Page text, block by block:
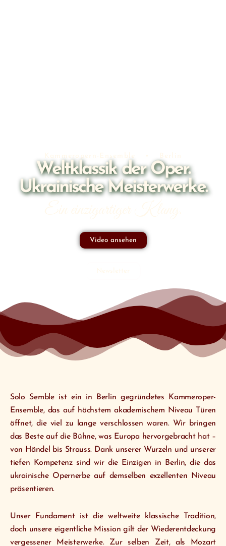
Kammeropern-Ensemble • Berlin
Weltklassik der Oper.
Ukrainische Meisterwerke.
Video ansehen
Solo Semble ist ein in Berlin gegründetes Kammeroper-
Ensemble, das auf höchstem akademischem Niveau Türen
öffnet, die viel zu lange verschlossen waren. Wir bringen
das Beste auf die Bühne, was Europa hervorgebracht hat –
von Händel bis Strauss. Dank unserer Wurzeln und unserer
tiefen Kompetenz sind wir die Einzigen in Berlin, die das
ukrainische Opernerbe auf demselben exzellenten Niveau
präsentieren.
Unser Fundament ist die weltweite klassische Tradition,
doch unsere eigentliche Mission gilt der Wiederentdeckung
vergessener Meisterwerke. Zur selben Zeit, als Mozart